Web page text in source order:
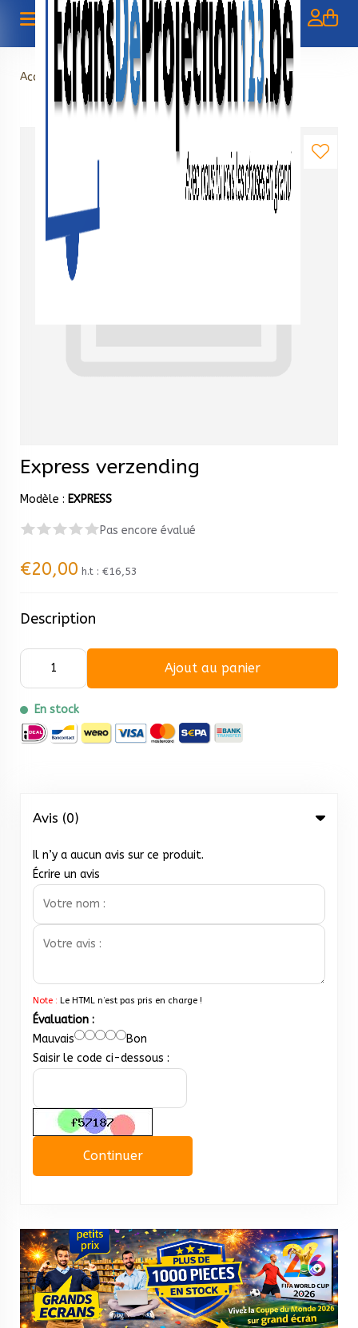
Accueil >Express verzending
Express verzending
Modèle : EXPRESS
Pas encore évalué
€20,00 h.t : €16,53
Description
Ajout au panier
En stock
Avis (0)
Il n’y a aucun avis sur ce produit.
Écrire un avis
Note : Le HTML n’est pas pris en charge !
Évaluation :
Mauvais
Bon
Saisir le code ci-dessous :
Continuer